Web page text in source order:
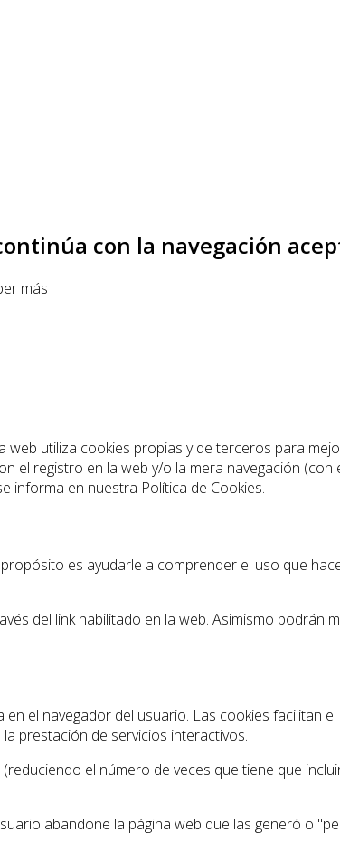
con la navegación
más
web utiliza cookies propias y de terceros para
el registro en la web y/o la mera navegación
informa en nuestra Política de Cookies.
es ayudarle a comprender el uso que
del link habilitado en la web. Asimismo podrán
el navegador del usuario. Las cookies facilitan
prestación de servicios interactivos.
el número de veces que tiene que
abandone la página web que las generó o